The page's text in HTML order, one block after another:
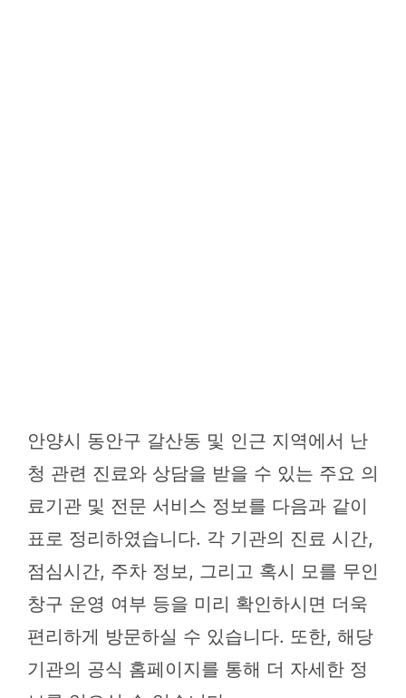
안양시 동안구 갈산동 및 인근 지역에서 난
청 관련 진료와 상담을 받을 수 있는 주요 의
료기관 및 전문 서비스 정보를 다음과 같이
표로 정리하였습니다. 각 기관의 진료 시간,
점심시간, 주차 정보, 그리고 혹시 모를 무인
창구 운영 여부 등을 미리 확인하시면 더욱
편리하게 방문하실 수 있습니다. 또한, 해당
기관의 공식 홈페이지를 통해 더 자세한 정